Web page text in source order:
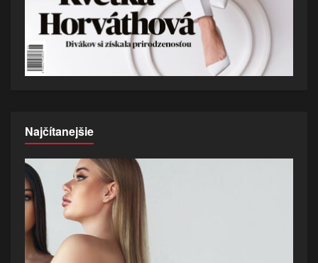
Najčítanejšie